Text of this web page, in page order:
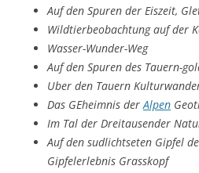
Auf den Spuren der Eiszeit,
Wildtierbeobachtung auf der
Wasser-Wunder-Weg
Auf den Spuren des Tauern-
Uber den Tauern
Das GEheimnis derAlpen
Im Tal der Dreitausender
Auf den sudlichtseten Gipfel
Gipfelerlebnis Grasskopf